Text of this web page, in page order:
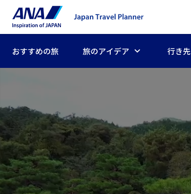
おすすめの旅 旅のアイデア 行き先